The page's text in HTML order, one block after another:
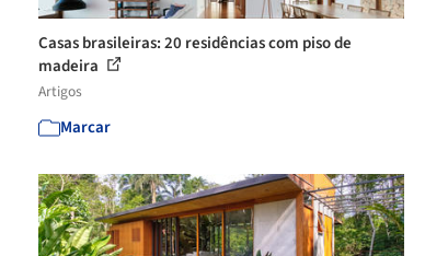
Casas brasileiras: 20 residências com piso de
madeira
Artigos
Marcar